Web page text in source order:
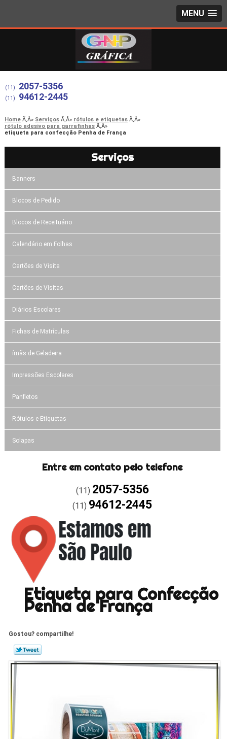
MENU
(11) 2057-5356
(11) 94612-2445
Home Serviços
rótulos e etiquetas
rótulo adesivo para garrafinhas
etiqueta para confecção Penha de França
Serviços
Banners
Blocos de Pedido
Blocos de Receituário
Calendário em Folhas
Cartões de Visita
Cartões de Visitas
Diários Escolares
Fichas de Matrículas
ímãs de Geladeira
Impressões Escolares
Panfletos
Rótulos e Etiquetas
Solapas
Entre em contato pelo telefone
(11) 2057-5356
(11) 94612-2445
Etiqueta para Confecção
Penha de França
Gostou? compartilhe!